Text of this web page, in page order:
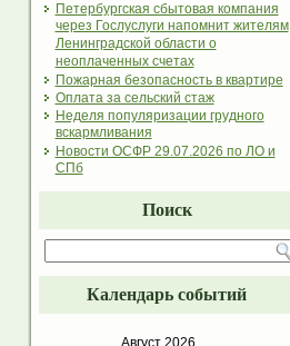
Петербургская сбытовая компания
через Гослуслуги напомнит жителям
Ленинградской области о
неоплаченных счетах
Пожарная безопасность в квартире
Оплата за сельский стаж
Неделя популяризации грудного
вскармливания
Новости ОСФР 29.07.2026 по ЛО и
СПб
Поиск
Календарь событий